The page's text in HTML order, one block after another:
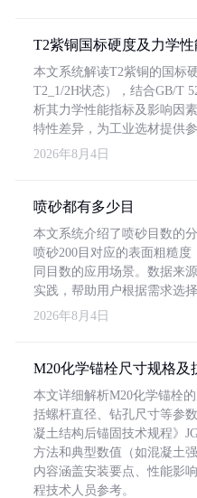
T2紫铜国标硬度及力学
本文系统解读T2紫铜的国标
T2_1/2H状态），结合GB/T
析其力学性能指标及影响因
特性差异，为工业选材提供参
2026年8月4日
喷砂都有多少目
本文系统介绍了喷砂目数的
喷砂200目对应的表面粗糙度
同目数的应用场景。数据来
实践，帮助用户根据需求选
2026年8月4日
M20化学锚栓尺寸规格及
本文详细解析M20化学锚栓
括螺杆直径、钻孔尺寸等参
凝土结构后锚固技术规程》
方法和典型数值（如混凝土
内容涵盖安装要点、性能影
程技术人员参考。